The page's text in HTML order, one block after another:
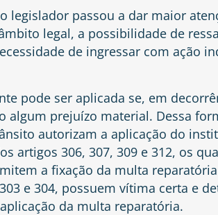
legislador passou a dar maior
legal, a possibilidade de
de ingressar com ação
pode ser aplicada se, em
algum prejuízo material. Dessa
autorizam a aplicação do
artigos 306, 307, 309 e 312, os
a fixação da multa
303 e 304, possuem vítima certa e
da multa reparatória.